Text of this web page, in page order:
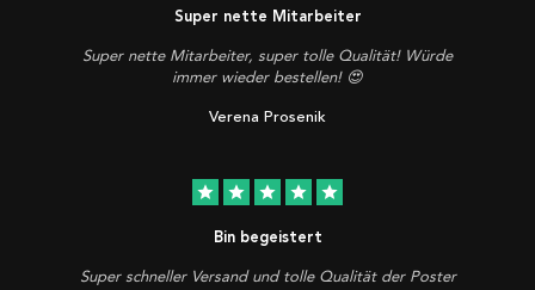
Super nette Mitarbeiter
Super nette Mitarbeiter, super tolle Qualität! Würde
immer wieder bestellen! 😍
Verena Prosenik
star star star star star
Bin begeistert
Super schneller Versand und tolle Qualität der Poster